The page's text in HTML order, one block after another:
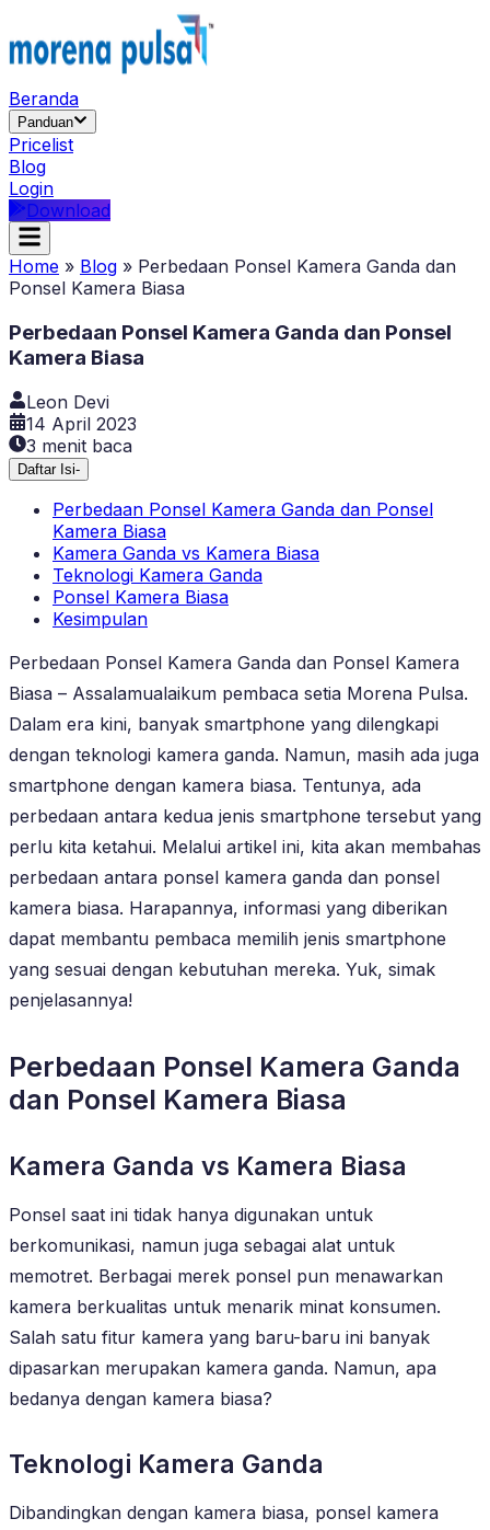
Beranda
Panduan
Pricelist
Blog
Login
Download
Home » Blog » Perbedaan Ponsel Kamera Ganda dan
Ponsel Kamera Biasa
Perbedaan Ponsel Kamera Ganda dan Ponsel
Kamera Biasa
Leon Devi
14 April 2023
3 menit baca
Daftar Isi-
Perbedaan Ponsel Kamera Ganda dan Ponsel
Kamera Biasa
Kamera Ganda vs Kamera Biasa
Teknologi Kamera Ganda
Ponsel Kamera Biasa
Kesimpulan
Perbedaan Ponsel Kamera Ganda dan Ponsel Kamera
Biasa – Assalamualaikum pembaca setia Morena Pulsa.
Dalam era kini, banyak smartphone yang dilengkapi
dengan teknologi kamera ganda. Namun, masih ada juga
smartphone dengan kamera biasa. Tentunya, ada
perbedaan antara kedua jenis smartphone tersebut yang
perlu kita ketahui. Melalui artikel ini, kita akan membahas
perbedaan antara ponsel kamera ganda dan ponsel
kamera biasa. Harapannya, informasi yang diberikan
dapat membantu pembaca memilih jenis smartphone
yang sesuai dengan kebutuhan mereka. Yuk, simak
penjelasannya!
Perbedaan Ponsel Kamera Ganda
dan Ponsel Kamera Biasa
Kamera Ganda vs Kamera Biasa
Ponsel saat ini tidak hanya digunakan untuk
berkomunikasi, namun juga sebagai alat untuk
memotret. Berbagai merek ponsel pun menawarkan
kamera berkualitas untuk menarik minat konsumen.
Salah satu fitur kamera yang baru-baru ini banyak
dipasarkan merupakan kamera ganda. Namun, apa
bedanya dengan kamera biasa?
Teknologi Kamera Ganda
Dibandingkan dengan kamera biasa, ponsel kamera